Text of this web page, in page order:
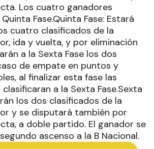
Los cuatro ganadores
Fase.Quinta Fase: Estará
cuatro clasificados de la
ida y vuelta, y por eliminación
a la Sexta Fase los dos
de empate en puntos y
al finalizar esta fase las
a la Sexta Fase.Sexta
los dos clasificados de la
y se disputará también por
a doble partido. El ganador se
ascenso a la B Nacional.